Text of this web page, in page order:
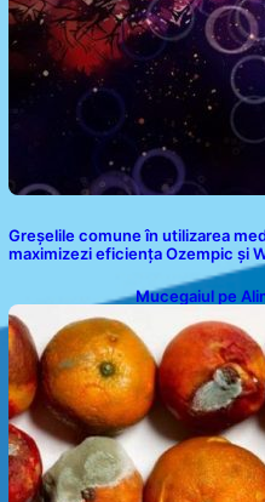
Greșelile comune în utilizarea
maximizezi eficiența Ozempic și
Mucegaiul pe